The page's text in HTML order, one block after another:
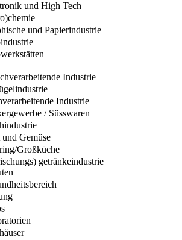
und High Tech
und Papierindustrie
Industrie
Industrie
/ Süsswaren
und Gemüse
Großküche
getränkeindustrie